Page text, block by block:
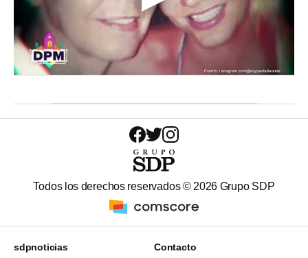
Todos los derechos reservados © 2026 Grupo SDP
sdpnoticias Contacto